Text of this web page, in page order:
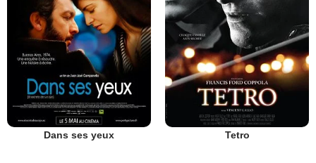
Dans ses yeux Tetro